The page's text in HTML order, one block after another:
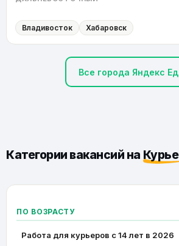
Владивосток Хабаровск
Все города Яндекс
Категории вакансий на
ПО ВОЗРАСТУ
Работа для курьеров с 14 лет в 2026